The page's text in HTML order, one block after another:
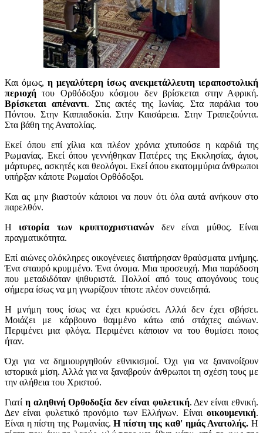
Και όμως, η μεγαλύτερη ίσως ανεκμετάλλευτη ιεραποστολική
περιοχή του Ορθόδοξου κόσμου δεν βρίσκεται στην Αφρική.
Βρίσκεται απέναντι. Στις ακτές της Ιωνίας. Στα παράλια του
Πόντου. Στην Καππαδοκία. Στην Καισάρεια. Στην Τραπεζούντα.
Στα βάθη της Ανατολίας.
Εκεί όπου επί χίλια και πλέον χρόνια χτυπούσε η καρδιά της
Ρωμανίας. Εκεί όπου γεννήθηκαν Πατέρες της Εκκλησίας, άγιοι,
μάρτυρες, ασκητές και θεολόγοι. Εκεί όπου εκατομμύρια άνθρωποι
υπήρξαν κάποτε Ρωμαίοι Ορθόδοξοι.
Και ας μην βιαστούν κάποιοι να πουν ότι όλα αυτά ανήκουν στο
παρελθόν.
Ηιστορία των κρυπτοχριστιανών δεν είναι μύθος. Είναι
πραγματικότητα.
Επί αιώνες ολόκληρες οικογένειες διατήρησαν θραύσματα μνήμης.
Ένα σταυρό κρυμμένο. Ένα όνομα. Μια προσευχή. Μια παράδοση
που μεταδιδόταν ψιθυριστά. Πολλοί από τους απογόνους τους
σήμερα ίσως να μη γνωρίζουν τίποτε πλέον συνειδητά.
Η μνήμη τους ίσως να έχει κρυώσει. Αλλά δεν έχει σβήσει.
Μοιάζει με κάρβουνο θαμμένο κάτω από στάχτες αιώνων.
Περιμένει μια φλόγα. Περιμένει κάποιον να του θυμίσει ποιος
ήταν.
Όχι για να δημιουργηθούν εθνικισμοί. Όχι για να ξανανοίξουν
ιστορικά μίση. Αλλά για να ξαναβρούν άνθρωποι τη σχέση τους με
την αλήθεια του Χριστού.
Γιατί η αληθινή Ορθοδοξία δεν είναι φυλετική. Δεν είναι εθνική.
Δεν είναι φυλετικό προνόμιο των Ελλήνων. Είναι οικουμενική.
Είναι η πίστη της Ρωμανίας.Η πίστη της καθ' ημάς Ανατολής.Η